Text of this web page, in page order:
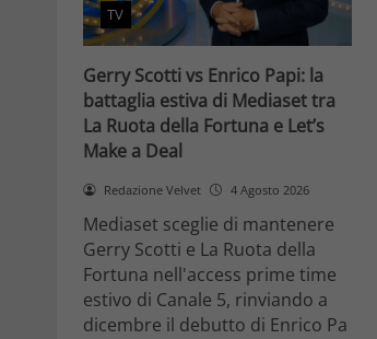
TV
Gerry Scotti vs Enrico Papi: la
battaglia estiva di Mediaset tra
La Ruota della Fortuna e Let’s
Make a Deal
Redazione Velvet 4 Agosto 2026
Mediaset sceglie di mantenere
Gerry Scotti e La Ruota della
Fortuna nell'access prime time
estivo di Canale 5, rinviando a
dicembre il debutto di Enrico Pa